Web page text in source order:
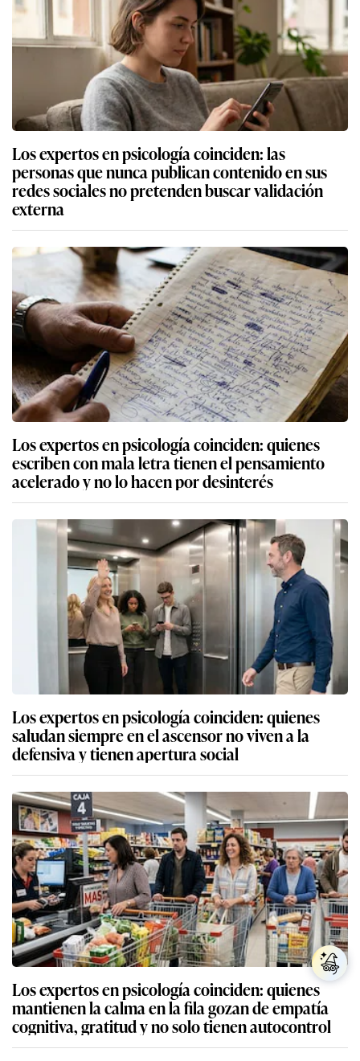
Los expertos en psicología coinciden: las
personas que nunca publican contenido en sus
redes sociales no pretenden buscar validación
externa
Los expertos en psicología coinciden: quienes
escriben con mala letra tienen el pensamiento
acelerado y no lo hacen por desinterés
Los expertos en psicología coinciden: quienes
saludan siempre en el ascensor no viven a la
defensiva y tienen apertura social
Los expertos en psicología coinciden: quienes
mantienen la calma en la fila gozan de empatía
cognitiva, gratitud y no solo tienen autocontrol